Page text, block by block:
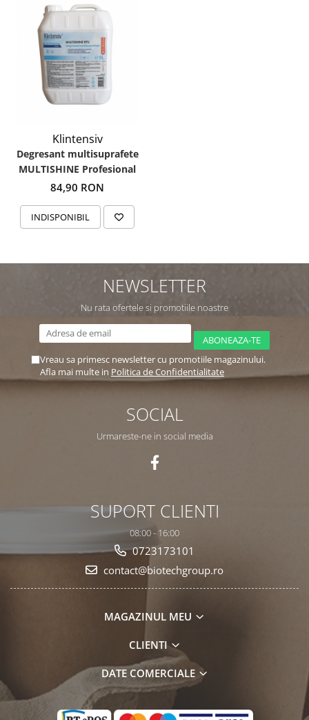
Klintensiv
Degresant multisuprafete
MULTISHINE Profesional
84,90 RON
INDISPONIBIL
NEWSLETTER
Nu rata ofertele si promotiile noastre
Vreau sa primesc newsletter cu promotiile magazinului.
Afla mai multe in Politica de Confidentialitate
SOCIAL
Urmareste-ne in social media
SUPORT CLIENTI
08:00 - 16:00
0723173101
contact@biotechgroup.ro
MAGAZINUL MEU
CLIENTI
DATE COMERCIALE